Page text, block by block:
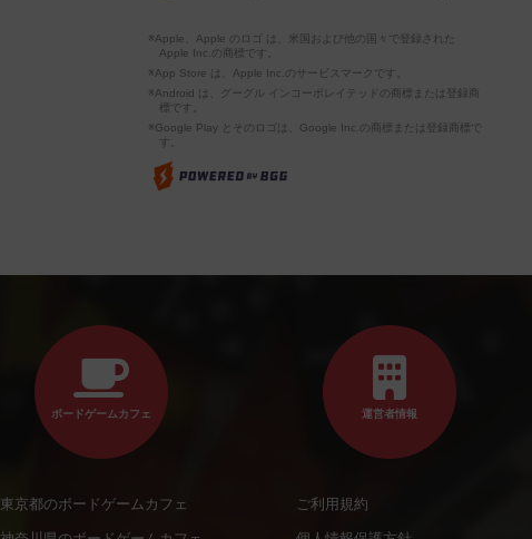
※Apple、Apple のロゴ は、米国および他の国々で登録された
Apple Inc.の商標です。
※App Store は、Apple Inc.のサービスマークです。
※Android は、グーグル インコーポレイテッドの商標または登録商
標です。
※Google Play とそのロゴは、Google Inc.の商標または登録商標で
す。
ボードゲームカフェ
東京都のボードゲームカフェ
運営者情報
ご利用規約